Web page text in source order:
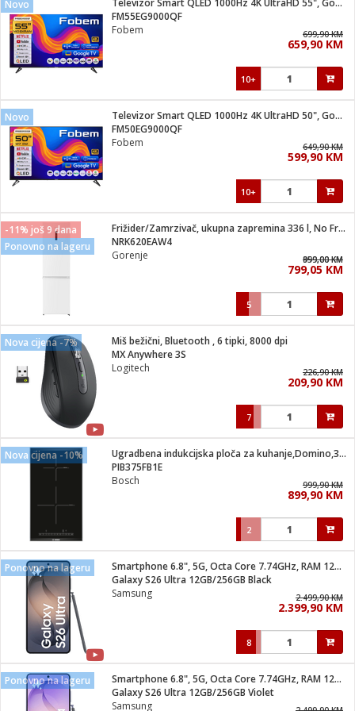
pribor
pribor
Vitrine
Sušilica
/ Zdravlje
za kosu
brijanje
pribor
tuš
i kutije
osigurači
gorivo
Novo
Televizor Smart QLED 1000Hz 4K UltraHD 55", Google TV
FM55EG9000QF
Fobem
699,90 KM
659,90 KM
10+
Novo
Televizor Smart QLED 1000Hz 4K UltraHD 50", Google TV
FM50EG9000QF
Fobem
649,90 KM
599,90 KM
10+
-11% još 9 dana
Ponovno na lageru
Frižider/Zamrzivač, ukupna zapremina 336 l, No Frost Plus, E
NRK620EAW4
Gorenje
959,00 KM
899,00 KM
799,05 KM
5
Nova cijena -7%
Miš bežični, Bluetooth , 6 tipki, 8000 dpi
MX Anywhere 3S
Logitech
226,90 KM
209,90 KM
7
Nova cijena -10%
Ugradbena indukcijska ploča za kuhanje,Domino,3700W,Serie 6
PIB375FB1E
Bosch
999,90 KM
899,90 KM
2
Ponovno na lageru
Smartphone 6.8", 5G, Octa Core 7.74GHz, RAM 12GB, 200Mpixel
Galaxy S26 Ultra 12GB/256GB Black
Samsung
2.499,90 KM
2.399,90 KM
8
Ponovno na lageru
Smartphone 6.8", 5G, Octa Core 7.74GHz, RAM 12GB, 200Mpixel
Galaxy S26 Ultra 12GB/256GB Violet
Samsung